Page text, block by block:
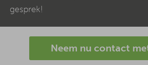
gesprek!
Neem nu contact